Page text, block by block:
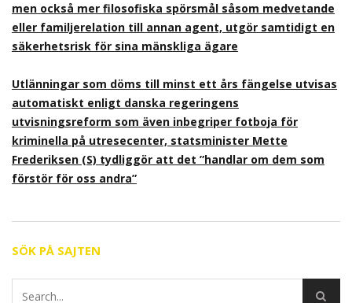
men också mer filosofiska spörsmål såsom medvetande
eller familjerelation till annan agent, utgör samtidigt en
säkerhetsrisk för sina mänskliga ägare
Utlänningar som döms till minst ett års fängelse utvisas
automatiskt enligt danska regeringens
utvisningsreform som även inbegriper fotboja för
kriminella på utresecenter, statsminister Mette
Frederiksen (S) tydliggör att det ”handlar om dem som
förstör för oss andra”
SÖK PÅ SAJTEN